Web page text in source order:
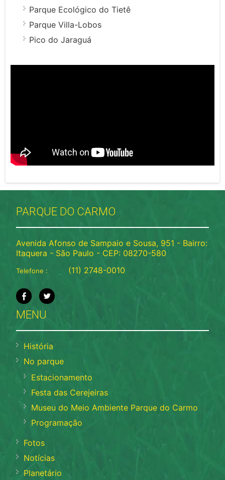
Parque Ecológico do Tietê
Parque Villa-Lobos
Pico do Jaraguá
PARQUE DO CARMO
Avenida Afonso de Sampaio e Sousa, 951 - Bairro:
Itaquera - São Paulo - CEP: 08270-580
Telefone : (11) 2748-0010
MENU
História
No parque
Estacionamento
Festa das Cerejeiras
Museu do Meio Ambiente Parque do Carmo
Programação
Fotos
Notícias
Planetário